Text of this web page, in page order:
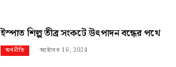
ইস্পাত শিল্প তীব্র সংকটে উৎপাদন বন্ধের পথে
অর্থনীতি অক্টোবর 16, 2024